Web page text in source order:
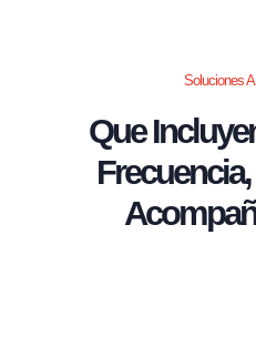
Soluciones
Que